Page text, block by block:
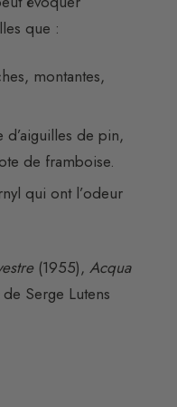
que :
montantes,
de pin,
de framboise.
qui ont l’odeur
(1955), Acqua
de Serge Lutens